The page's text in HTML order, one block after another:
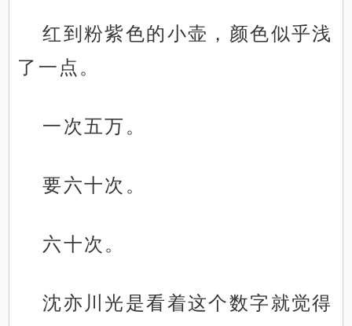
红到粉紫色的小壶，颜色似乎浅
了一点。
一次五万。
要六十次。
六十次。
沈亦川光是看着这个数字就觉得